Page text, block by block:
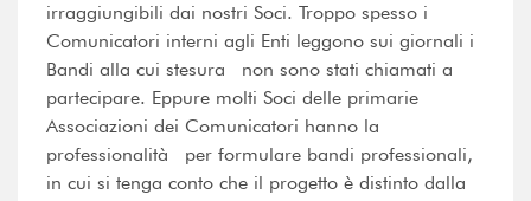
irraggiungibili dai nostri Soci. Troppo spesso i
Comunicatori interni agli Enti leggono sui giornali i
Bandi alla cui stesura non sono stati chiamati a
partecipare. Eppure molti Soci delle primarie
Associazioni dei Comunicatori hanno la
professionalità per formulare bandi professionali,
in cui si tenga conto che il progetto è distinto dalla